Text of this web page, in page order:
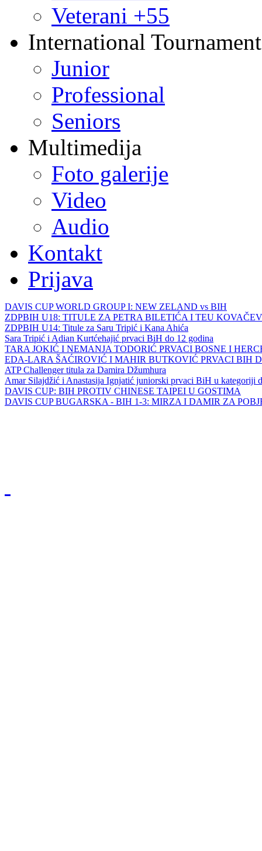
Veterani +55
International
Junior
Professional
Seniors
Multimedija
Foto galerije
Video
Audio
Kontakt
Prijava
DAVIS CUP WORLD GROUP I: NEW ZELAND vs BIH
ZDPBIH U18: TITULE ZA PETRA BILETIĆA I TEU
ZDPBIH U14: Titule za Saru Tripić i Kana Ahića
Sara Tripić i Adian Kurtćehajić prvaci BiH do 12 godina
TARA JOKIĆ I NEMANJA TODORIĆ PRVACI BOSNE I
EDA-LARA ŠAĆIROVIĆ I MAHIR BUTKOVIĆ PRVACI BIH
ATP Challenger titula za Damira Džumhura
Amar Silajdžić i Anastasija Ignjatić juniorski prvaci BiH u kategoriji
DAVIS CUP: BIH PROTIV CHINESE TAIPEI U GOSTIMA
DAVIS CUP BUGARSKA - BIH 1-3: MIRZA I DAMIR ZA